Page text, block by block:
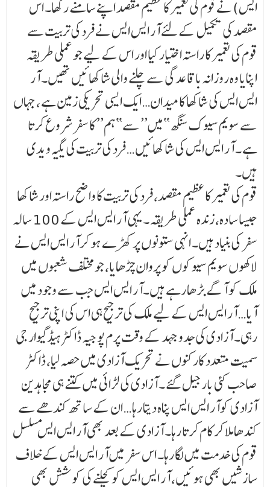
ایس) نے قوم کی تعمیر کا عظیم مقصد اپنے سامنے رکھا۔ اس
مقصد کی تکمیل کے لئے آر ایس ایس نے فرد کی تربیت سے
قوم کی تعمیر کا راستہ اختیار کیا اور اس کے لیے جو عملی طریقہ
اپنایا وہ روزانہ باقاعدگی سے چلنے والی شاکھائیں تھیں۔ آر
ایس ایس کی شاکھا کا میدان… ایک ایسی تحریکی زمین ہے ، جہاں
سے سویم سیوک سنگھ ‘‘میں’’ سے ‘‘ہم’’ کا سفر شروع کرتا
ہے ۔ آر ایس ایس کی شاکھائیں … فرد کی تربیت کی یگیہ ویدی
ہیں۔
قوم کی تعمیر کا عظیم مقصد، فرد کی تربیت کا واضح راستہ اور شاکھا
جیسا سادہ، زندہ عملی طریقہ ۔ یہی آر ایس ایس کے 100 سالہ
سفر کی بنیاد ہیں۔ انہی ستونوں پر کھڑے ہو کرآر ایس ایس نے
لاکھوں سویم سیوکوں کو پروان چڑھایا، جو مختلف شعبوں میں
ملک کو آگے بڑھا رہے ہیں۔آر ایس ایس جب سے وجود میں
آیا… آر ایس ایس کے لیے ملک کی ترجیح ہی اس کی اپنی ترجیح
رہی۔ آزادی کی جدوجہد کے وقت پرم پوجیہ ڈاکٹر ہیڈگیوار جی
سمیت متعدد کارکنوں نے تحریک آزادی میں حصہ لیا، ڈاکٹر
صاحب کئی بار جیل گئے ۔ آزادی کی لڑائی میں کتنے ہی مجاہدین
آزادی کوآر ایس ایس پناہ دیتا رہا … ان کے ساتھ کندھے سے
کندھا ملا کر کام کرتا رہا۔ آزادی کے بعد بھی آر ایس ایس مسلسل
قوم کی خدمت میں لگا رہا۔ اس سفر میں آر ایس ایس کے خلاف
سازشیں بھی ہوئیں، آر ایس ایس کو کچلنے کی کوشش بھی